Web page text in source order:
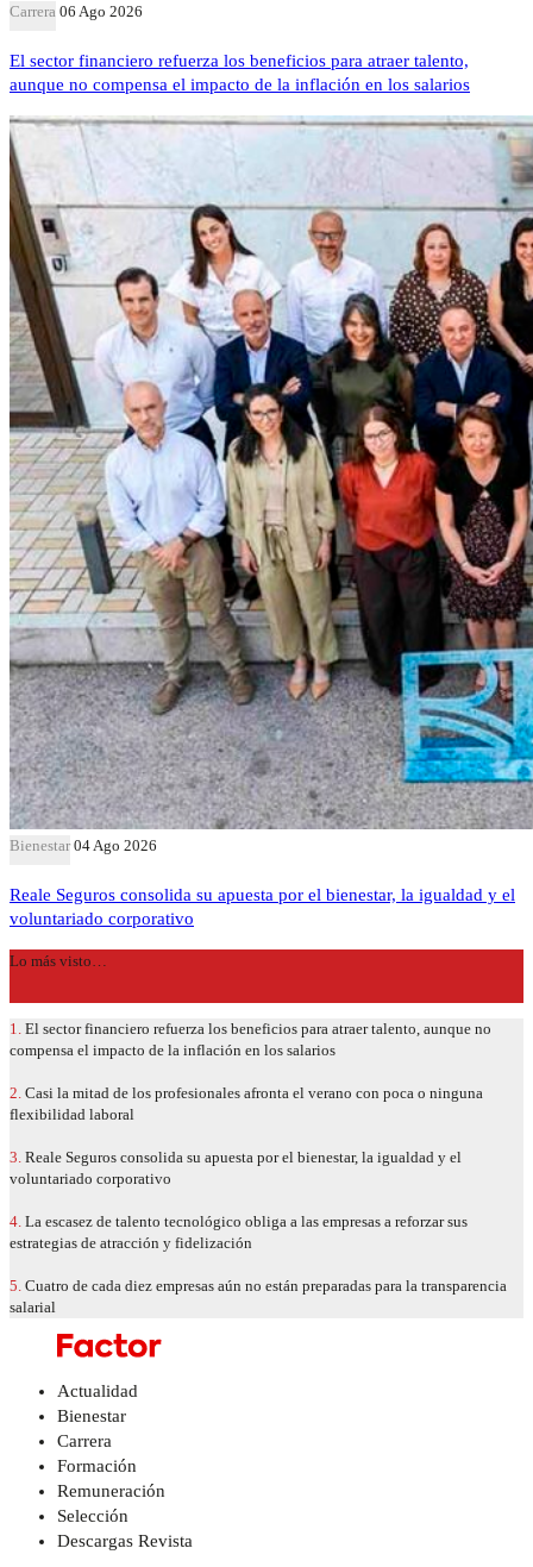
Carrera 06 Ago 2026
El sector financiero refuerza los beneficios para atraer talento,
aunque no compensa el impacto de la inflación en los salarios
Bienestar 04 Ago 2026
Reale Seguros consolida su apuesta por el bienestar, la igualdad y el
voluntariado corporativo
Lo más visto…
1. El sector financiero refuerza los beneficios para atraer talento, aunque no
compensa el impacto de la inflación en los salarios
2. Casi la mitad de los profesionales afronta el verano con poca o ninguna
flexibilidad laboral
3. Reale Seguros consolida su apuesta por el bienestar, la igualdad y el
voluntariado corporativo
4. La escasez de talento tecnológico obliga a las empresas a reforzar sus
estrategias de atracción y fidelización
5. Cuatro de cada diez empresas aún no están preparadas para la transparencia
salarial
Actualidad
Bienestar
Carrera
Formación
Remuneración
Selección
Descargas Revista